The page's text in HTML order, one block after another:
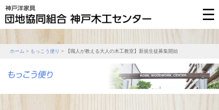
ホーム > もっこう便り > 【職人が教える大人の木工教室】新規生徒募集開始